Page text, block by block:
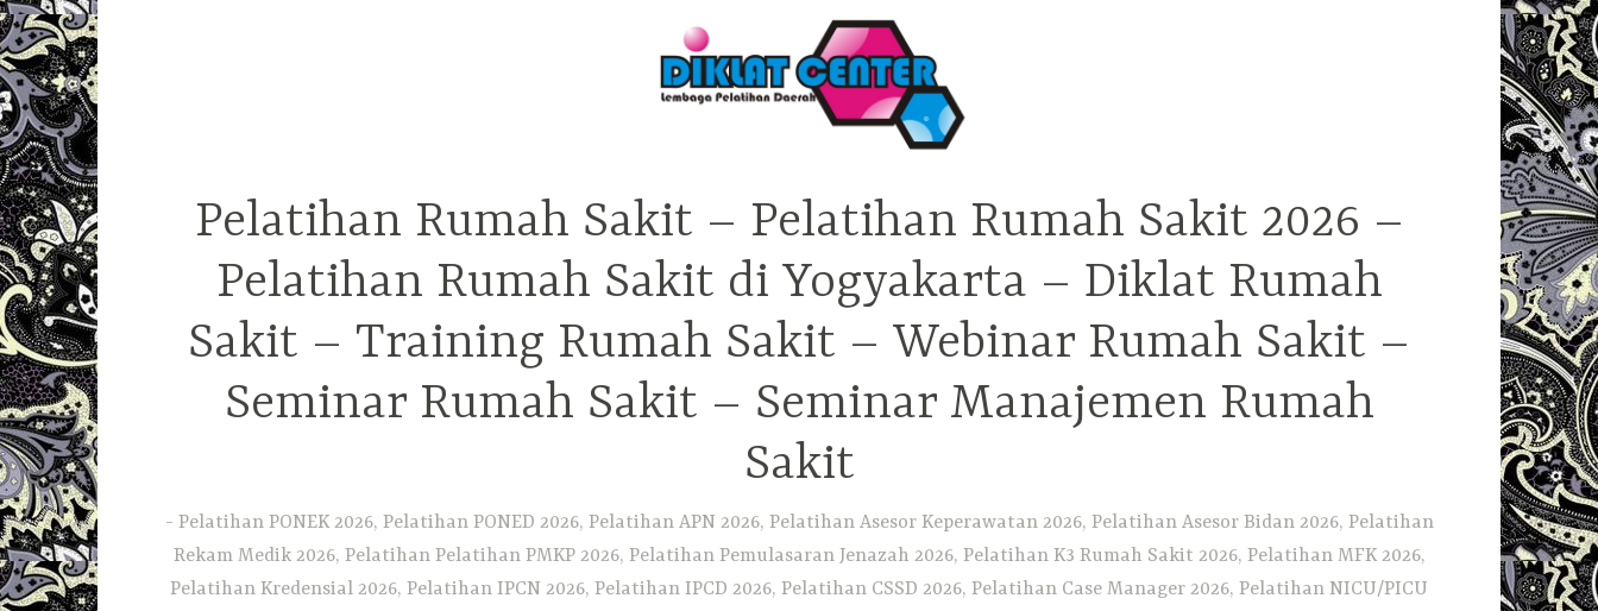
Pelatihan Rumah Sakit – Pelatihan Rumah Sakit 2026 –
Pelatihan Rumah Sakit di Yogyakarta – Diklat Rumah
Sakit – Training Rumah Sakit – Webinar Rumah Sakit –
Seminar Rumah Sakit – Seminar Manajemen Rumah
Sakit
Pelatihan PONEK 2026, Pelatihan PONED 2026, Pelatihan APN 2026, Pelatihan Asesor Keperawatan 2026, Pelatihan Asesor Bidan 2026, Pelatihan
Rekam Medik 2026, Pelatihan Pelatihan PMKP 2026, Pelatihan Pemulasaran Jenazah 2026, Pelatihan K3 Rumah Sakit 2026, Pelatihan MFK 2026,
Pelatihan Kredensial 2026, Pelatihan IPCN 2026, Pelatihan IPCD 2026, Pelatihan CSSD 2026, Pelatihan Case Manager 2026, Pelatihan NICU/PICU